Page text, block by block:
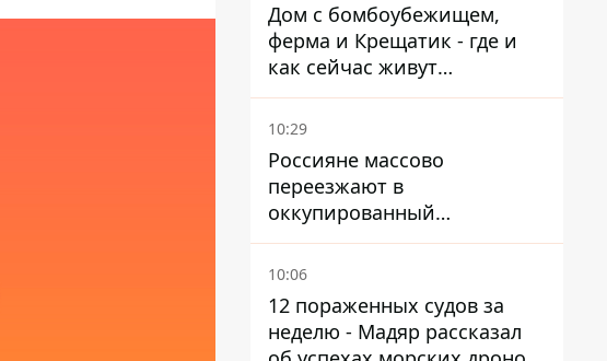
Дом с бомбоубежищем,
ферма и Крещатик - где и
как сейчас живут
украинские знаменитости
10:29
Россияне массово
переезжают в
оккупированный
Мариуполь, а местных
оставляют без жилья
10:06
12 пораженных судов за
неделю - Мадяр рассказал